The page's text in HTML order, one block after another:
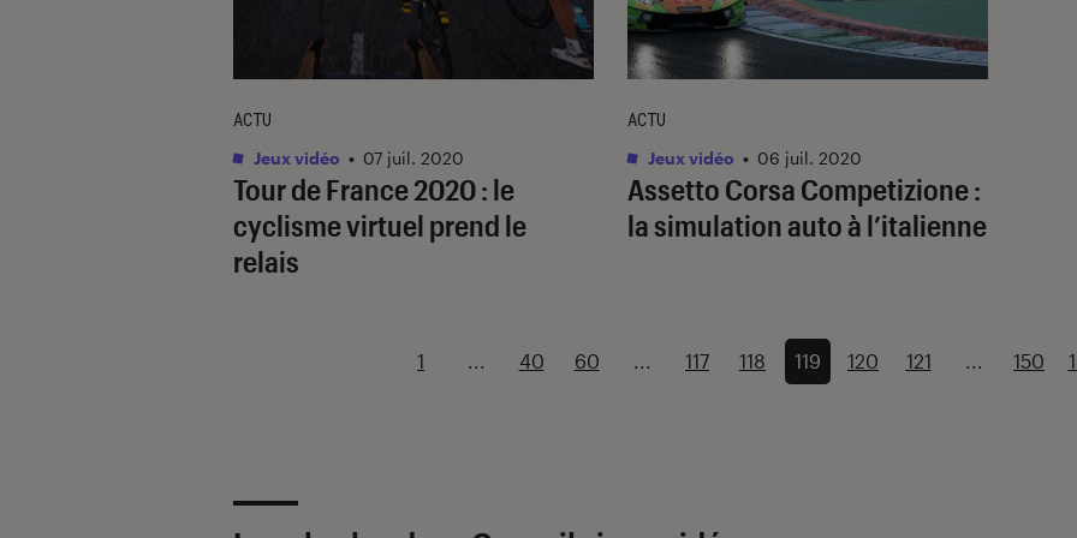
Tour de France 2020 : le
cyclisme virtuel prend le
relais
ACTU
Jeux vidéo • 07 juil. 2020
Assetto Corsa Competizione :
la simulation auto à l’italienne
ACTU
Jeux vidéo • 06 juil. 2020
1 ... 40 60 ... 117 118 119 120 121 ... 150